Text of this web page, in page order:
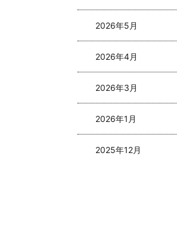
2026年5月
2026年4月
2026年3月
2026年1月
2025年12月